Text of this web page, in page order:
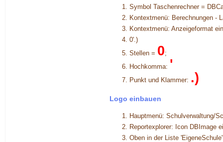
Symbol Taschenrechner =
Kontextmenü: Berechnungen -
Kontextmenü: Anzeigeformat
0'.)
Stellen = 0;
Hochkomma: '
Punkt und Klammer: .)
Logo einbauen
Hauptmenü: Schulverwaltung/
Reportexplorer: Icon DBImage
Oben in der Liste